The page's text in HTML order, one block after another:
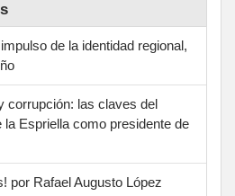
de la identidad regional,
corrupción: las claves del
Espriella como presidente de
por Rafael Augusto López